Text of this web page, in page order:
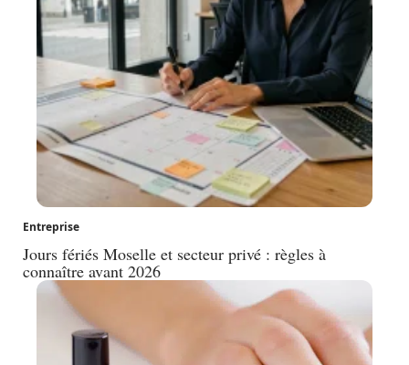
Entreprise
Jours fériés Moselle et secteur privé : règles à
connaître avant 2026